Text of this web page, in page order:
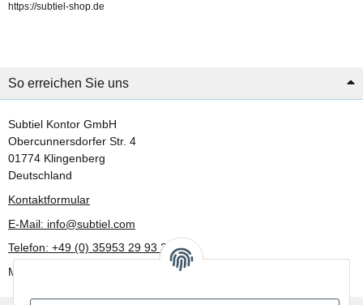
https://subtiel-shop.de
So erreichen Sie uns
Subtiel Kontor GmbH
Obercunnersdorfer Str. 4
01774 Klingenberg
Deutschland
Kontaktformular
E-Mail: info@subtiel.com
Telefon: +49 (0) 35953 29 93 30
Mo-Fr: 8:00 Uhr - 17:00 Uhr